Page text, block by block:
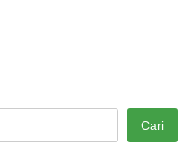
Cari